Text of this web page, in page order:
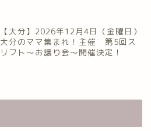
【大分】2026年12月4日（金曜日）
大分のママ集まれ！主催 第5回ス
リフト〜お譲り会〜開催決定！